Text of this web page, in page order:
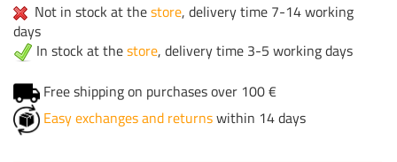
Not in stock at thestore, delivery time 7-14 working
days
In stock at thestore, delivery time 3-5 working days
Free shipping on purchases over 100 €
Easy exchanges and returnswithin 14 days